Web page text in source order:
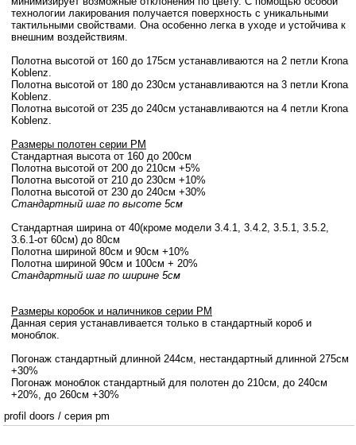
технологии лакирования получается поверхность с уникальными
тактильными свойствами. Она особенно легка в уходе и устойчива к
внешним воздействиям.
Полотна высотой от 160 до 175см устанавливаются на 2 петли Krona
Koblenz.
Полотна высотой от 180 до 230см устанавливаются на 3 петли Krona
Koblenz.
Полотна высотой от 235 до 240см устанавливаются на 4 петли Krona
Koblenz.
Размеры полотен серии PM
Стандартная высота от 160 до 200см
Полотна высотой от 200 до 210см +5%
Полотна высотой от 210 до 230см +10%
Полотна высотой от 230 до 240см +30%
Стандартный шаг по высоте 5см
Стандартная ширина от 40(кроме модели 3.4.1, 3.4.2, 3.5.1, 3.5.2,
3.6.1-от 60см) до 80см
Полотна шириной 80cм и 90cм +10%
Полотна шириной 90см и 100см + 20%
Стандартный шаг по ширине 5см
Размеры коробок и наличников серии PM
Данная серия устанавливается только в стандартный короб и
моноблок.
Погонаж стандартный длинной 244см, нестандартный длинной 275см
+30%
Погонаж моноблок стандартный для полотен до 210см, до 240см
+20%, до 260см +30%
profil doors / серия pm